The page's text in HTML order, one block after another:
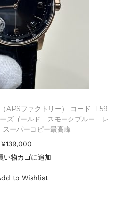
ファクトリー） コード 11.59
ズゴールド スモークブルー レ
ーパーコピー最高峰
¥139,000
い物カゴに追加
to Wishlist